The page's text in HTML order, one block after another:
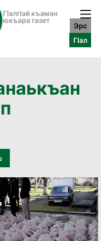
ГӀалгӀай къаман
юкъара газет
Эрс
ГӀал